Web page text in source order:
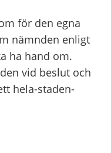
för den egna
nämnden enligt
ha hand om.
vid beslut och
hela-staden-